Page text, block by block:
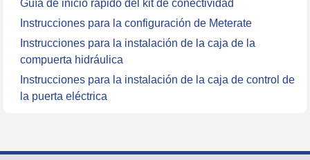
Guía de inicio rápido del kit de conectividad
Instrucciones para la configuración de Meterate
Instrucciones para la instalación de la caja de la
compuerta hidráulica
Instrucciones para la instalación de la caja de control de
la puerta eléctrica